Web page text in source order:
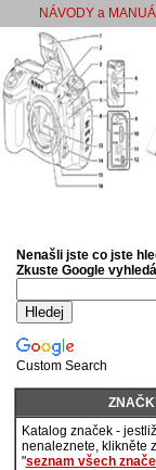
NÁVODY a
Nenašli jste co jste
Zkuste Google
Custom Search
Katalog značek -
nenaleznete, klikněte
"seznam všech